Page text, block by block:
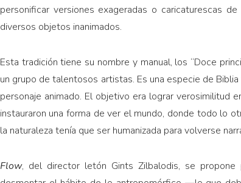
personificar versiones exageradas o caricaturescas
diversos objetos inanimados.
Esta tradición tiene su nombre y manual, los “Doce
un grupo de talentosos artistas. Es una especie de
personaje animado. El objetivo era lograr
instauraron una forma de ver el mundo, donde todo lo
la naturaleza tenía que ser humanizada para volverse
Flow, del director letón Gints Zilbalodis, se